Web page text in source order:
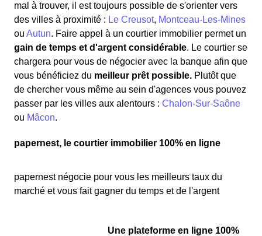
mal à trouver, il est toujours possible de s'orienter vers
des villes à proximité : Le Creusot, Montceau-Les-Mines
ou Autun. Faire appel à un courtier immobilier permet un
gain de temps et d'argent considérable. Le courtier se
chargera pour vous de négocier avec la banque afin que
vous bénéficiez du meilleur prêt possible. Plutôt que
de chercher vous même au sein d'agences vous pouvez
passer par les villes aux alentours : Chalon-Sur-Saône
ou Mâcon.
papernest, le courtier immobilier 100% en ligne
papernest négocie pour vous les meilleurs taux du
marché et vous fait gagner du temps et de l'argent
Une plateforme en ligne 100%